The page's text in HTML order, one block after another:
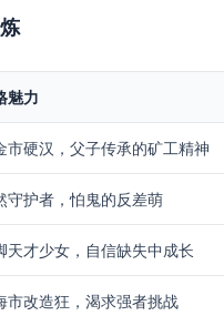
魅力​
市硬汉，父子传承的矿工精神
守护者，怕鬼的反差萌
天才少女，自信缺失中成长
市改造狂，渴求强者挑战